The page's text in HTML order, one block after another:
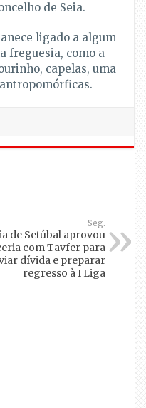
de Seia.
ligado a algum
freguesia, como a
capelas, uma
Seg.
de Setúbal aprovou
com Tavfer para
dívida e preparar
regresso à I Liga